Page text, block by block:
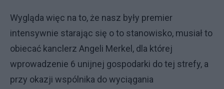
Wygląda więc na to, że nasz były premier
intensywnie starając się o to stanowisko, musiał to
obiecać kanclerz Angeli Merkel, dla której
wprowadzenie 6 unijnej gospodarki do tej strefy, a
przy okazji wspólnika do wyciągania